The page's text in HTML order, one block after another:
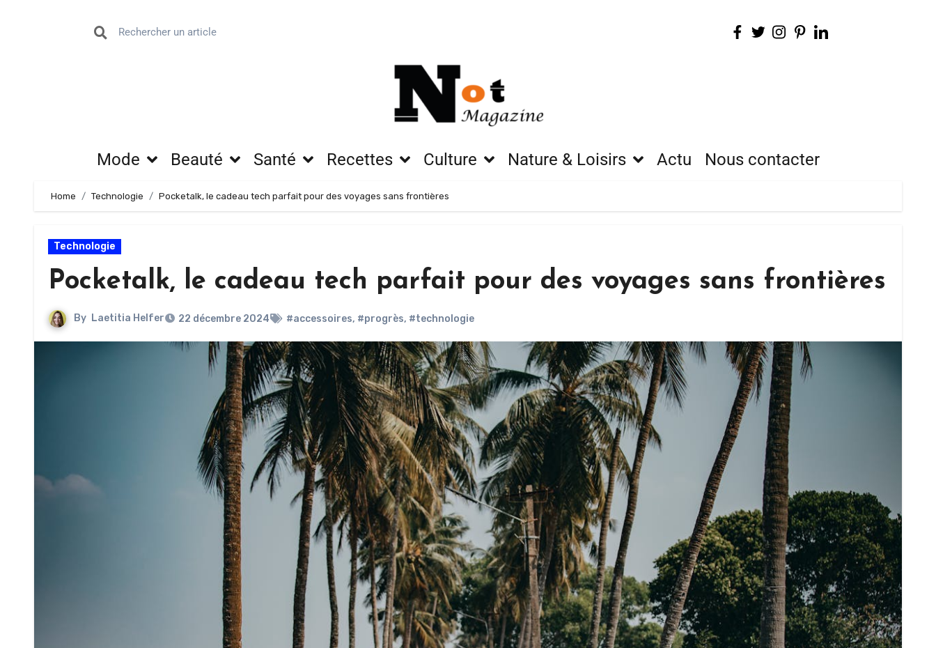
Mode Beauté Santé Recettes Culture Nature & Loisirs Actu Nous contacter
Home Technologie Pocketalk, le cadeau tech parfait pour des voyages sans frontières
Technologie
Pocketalk, le cadeau tech parfait pour des voyages sans frontières
By Laetitia Helfer 22 décembre 2024 #accessoires, #progrès, #technologie